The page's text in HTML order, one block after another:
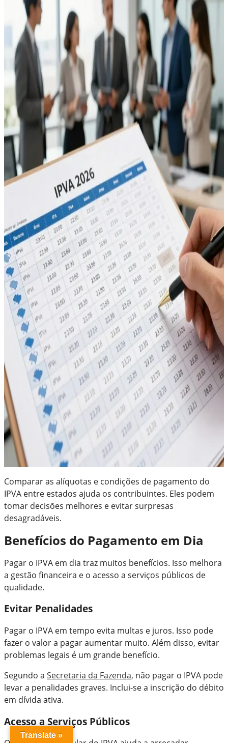
Comparar as alíquotas e condições de pagamento do
IPVA entre estados ajuda os contribuintes. Eles podem
tomar decisões melhores e evitar surpresas
desagradáveis.
Benefícios do Pagamento em Dia
Pagar o IPVA em dia traz muitos benefícios. Isso melhora
a gestão financeira e o acesso a serviços públicos de
qualidade.
Evitar Penalidades
Pagar o IPVA em tempo evita multas e juros. Isso pode
fazer o valor a pagar aumentar muito. Além disso, evitar
problemas legais é um grande benefício.
Segundo a Secretaria da Fazenda, não pagar o IPVA pode
levar a penalidades graves. Inclui-se a inscrição do débito
em dívida ativa.
Acesso a Serviços Públicos
Translate »